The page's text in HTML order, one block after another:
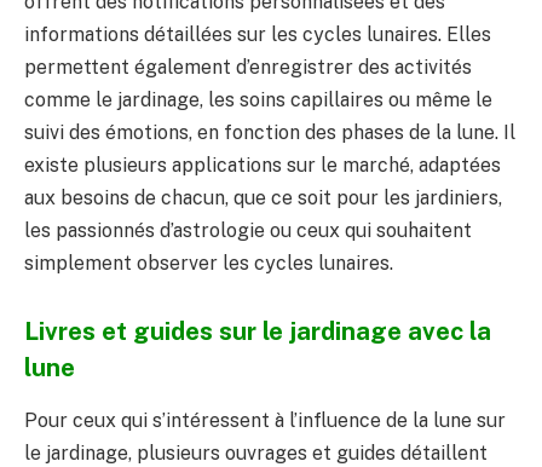
informations détaillées sur les cycles lunaires. Elles
permettent également d’enregistrer des activités
comme le jardinage, les soins capillaires ou même le
suivi des émotions, en fonction des phases de la lune. Il
existe plusieurs applications sur le marché, adaptées
aux besoins de chacun, que ce soit pour les jardiniers,
les passionnés d’astrologie ou ceux qui souhaitent
simplement observer les cycles lunaires.
Livres et guides sur le jardinage avec la
lune
Pour ceux qui s’intéressent à l’influence de la lune sur
le jardinage, plusieurs ouvrages et guides détaillent